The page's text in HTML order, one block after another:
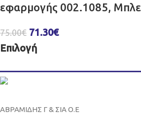
εφαρμογής 002.1085, Μπλε
75.00€ 71.30€
Επιλογή
ΑΒΡΑΜΙΔΗΣ Γ & ΣΙΑ Ο.Ε